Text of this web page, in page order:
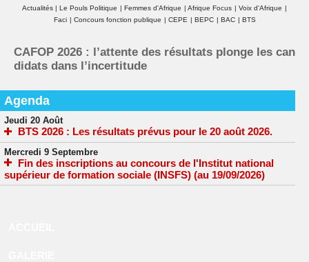
Actualités | Le Pouls Politique | Femmes d'Afrique | Afrique Focus | Voix d'Afrique |
Faci | Concours fonction publique | CEPE | BEPC | BAC | BTS
CAFOP 2026 : l’attente des résultats plonge les can
didats dans l’incertitude
Agenda
Jeudi 20 Août
BTS 2026 : Les résultats prévus pour le 20 août 2026.
Mercredi 9 Septembre
Fin des inscriptions au concours de l'Institut national
supérieur de formation sociale (INSFS) (au 19/09/2026)